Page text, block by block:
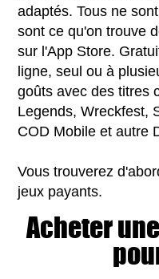
adaptés. Tous ne
sont ce qu'on trouve
sur l'App Store.
ligne, seul ou à
goûts avec des titres
Legends, Wreckfest,
COD Mobile et autre
Vous trouverez
jeux payants.
Acheter